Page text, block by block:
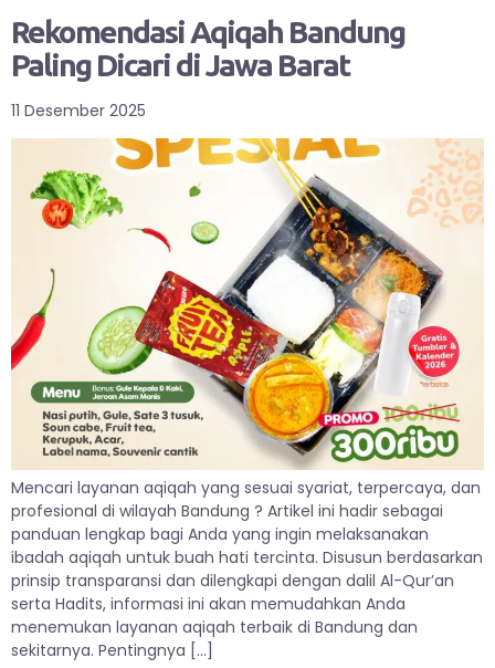
Rekomendasi Aqiqah Bandung
Paling Dicari di Jawa Barat
11 Desember 2025
Mencari layanan aqiqah yang sesuai syariat, terpercaya, dan
profesional di wilayah Bandung ? Artikel ini hadir sebagai
panduan lengkap bagi Anda yang ingin melaksanakan
ibadah aqiqah untuk buah hati tercinta. Disusun berdasarkan
prinsip transparansi dan dilengkapi dengan dalil Al-Qur’an
serta Hadits, informasi ini akan memudahkan Anda
menemukan layanan aqiqah terbaik di Bandung dan
sekitarnya. Pentingnya […]